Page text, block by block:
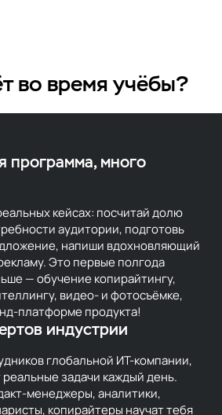
во время учёбы?
программа, много
кейсах: посчитай долю
аудитории, подготовь
напиши вдохновляющий
Это первые полгода
— обучение копирайтингу,
видео- и фотосъёмке,
платформе продукта!
индустрии
глобальной ИТ-компании,
задачи каждый день.
менеджеры, аналитики,
копирайтеры научат тебя